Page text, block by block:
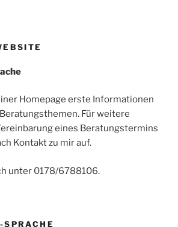
Homepage erste Informationen
Für weitere
eines Beratungstermins
Kontakt zu mir auf.
unter 0178/6788106.